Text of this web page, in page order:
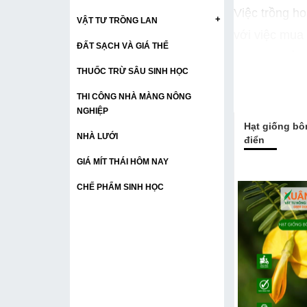
Việc trồng
Hạt giống
và mang lại
Nếu bạn
cam kết tỷ
Từ khóa:
Cung cấp
sao nhái,
Hạt giống
điển
VẬT TƯ TRỒNG LAN +
ĐẤT SẠCH VÀ GIÁ THỂ
THUỐC TRỪ SÂU SINH HỌC
THI CÔNG NHÀ MÀNG NÔNG
NGHIỆP
NHÀ LƯỚI
GIÁ MÍT THÁI HÔM NAY
CHẾ PHẨM SINH HỌC